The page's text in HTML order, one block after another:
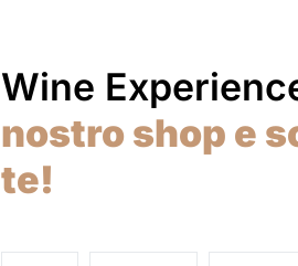
Wine
nostro shop e
te!